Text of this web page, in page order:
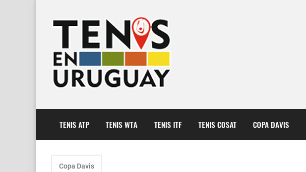
TENIS ATP TENIS WTA TENIS ITF TENIS COSAT COPA DAVIS
Copa Davis